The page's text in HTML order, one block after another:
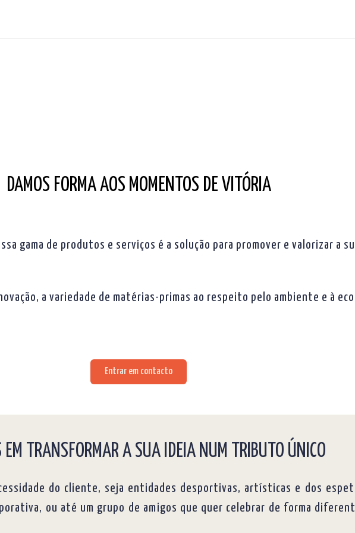
DAMOS FORMA AOS MOMENTOS DE VITÓRIA
gama de produtos e serviços é a solução para promover e valorizar a
a variedade de matérias-primas ao respeito pelo ambiente e à
Entrar em contacto
EM TRANSFORMAR A SUA IDEIA NUM TRIBUTO ÚNICO
do cliente, seja entidades desportivas, artísticas e dos
ou até um grupo de amigos que quer celebrar de forma